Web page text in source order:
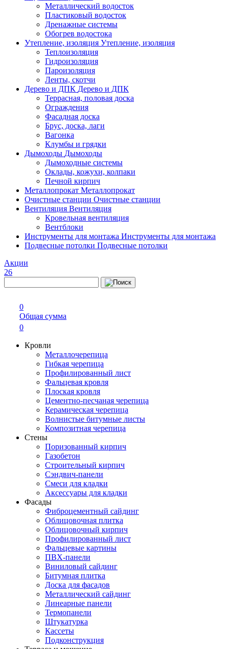
Металлический водосток
Пластиковый водосток
Дренажные системы
Обогрев водостока
Утепление, изоляция Утепление, изоляция
Теплоизоляция
Гидроизоляция
Пароизоляция
Ленты, скотчи
Дерево и ДПК Дерево и ДПК
Террасная, половая доска
Ограждения
Фасадная доска
Брус, доска, лаги
Вагонка
Клумбы и грядки
Дымоходы Дымоходы
Дымоходные системы
Оклады, кожухи, колпаки
Печной кирпич
Металлопрокат Металлопрокат
Очистные станции Очистные станции
Вентиляция Вентиляция
Кровельная вентиляция
Вентблоки
Инструменты для монтажа Инструменты для монтажа
Подвесные потолки Подвесные потолки
Акции
26
0
Общая сумма
0
Кровли
Металлочерепица
Гибкая черепица
Профилированный лист
Фальцевая кровля
Плоская кровля
Цементно-песчаная черепица
Керамическая черепица
Волнистые битумные листы
Композитная черепица
Стены
Поризованный кирпич
Газобетон
Строительный кирпич
Сэндвич-панели
Смеси для кладки
Аксессуары для кладки
Фасады
Фиброцементный сайдинг
Облицовочная плитка
Облицовочный кирпич
Профилированный лист
Фальцевые картины
ПВХ-панели
Виниловый сайдинг
Битумная плитка
Доска для фасадов
Металлический сайдинг
Линеарные панели
Термопанели
Штукатурка
Кассеты
Подконструкция